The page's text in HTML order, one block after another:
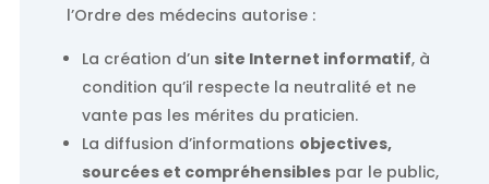
l’Ordre des médecins autorise :
La création d’un site Internet informatif, à
condition qu’il respecte la neutralité et ne
vante pas les mérites du praticien.
La diffusion d’informations objectives,
sourcées et compréhensiblespar le public,